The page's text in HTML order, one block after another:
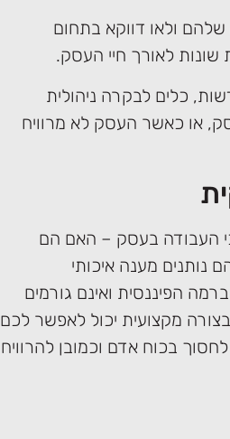
ולאו דווקא בתחום
שונות לאורך חיי העסק.
כלים לבקרה ניהולית
או כאשר העסק לא מרוויח
העבודה בעסק – האם הם
מענה איכותי
הפיננסית ואינם גורמים
מקצועית יכול לאפשר לכם
בכוח אדם וכמובן להרוויח